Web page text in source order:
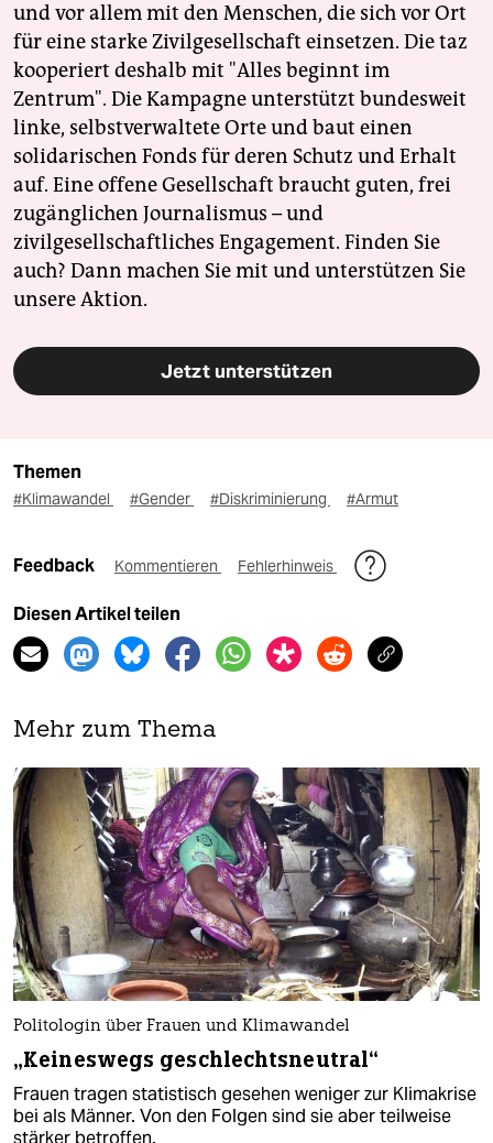
und vor allem mit den Menschen, die sich vor Ort
für eine starke Zivilgesellschaft einsetzen. Die taz
kooperiert deshalb mit "Alles beginnt im
Zentrum". Die Kampagne unterstützt bundesweit
linke, selbstverwaltete Orte und baut einen
solidarischen Fonds für deren Schutz und Erhalt
auf. Eine offene Gesellschaft braucht guten, frei
zugänglichen Journalismus – und
zivilgesellschaftliches Engagement. Finden Sie
auch? Dann machen Sie mit und unterstützen Sie
unsere Aktion.
Jetzt unterstützen
Themen
#Klimawandel #Gender #Diskriminierung #Armut
Feedback Kommentieren Fehlerhinweis
Diesen Artikel teilen
Mehr zum Thema
Politologin über Frauen und Klimawandel
„Keineswegs geschlechtsneutral“
Frauen tragen statistisch gesehen weniger zur Klimakrise
bei als Männer. Von den Folgen sind sie aber teilweise
stärker betroffen.